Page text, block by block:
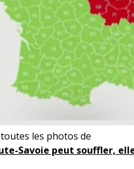
les photos de
Savoie peut souffler,